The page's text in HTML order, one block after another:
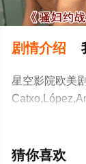
剧情介绍
星空影院欧美
导演执导，鲁
沃
猜你喜欢